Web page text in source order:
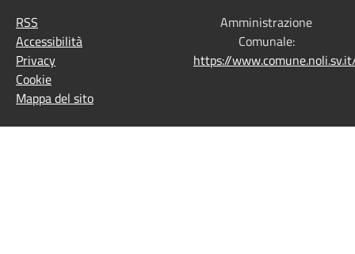
RSS
Accessibilità
Privacy
Cookie
Mappa del sito
Amministrazione
Comunale:
https://